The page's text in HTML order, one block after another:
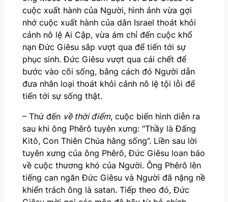
cuộc xuất hành của Người, hình ảnh vừa gợi
nhớ cuộc xuất hành của dân Israel thoát khỏi
cảnh nô lệ Ai Cập, vừa ám chỉ đến cuộc khổ
nạn Đức Giêsu sắp vượt qua để tiến tới sự
phục sinh. Đức Giêsu vượt qua cái chết để
bước vào cõi sống, bằng cách đó Người dẫn
đưa nhân loại thoát khỏi cảnh nô lệ tội lỗi để
tiến tới sự sống thật.
– Thứ đến về thời điểm, cuộc biến hình diễn ra
sau khi ông Phêrô tuyên xưng: “Thầy là Đấng
Kitô, Con Thiên Chúa hằng sống”. Liền sau lời
tuyên xưng của ông Phêrô, Đức Giêsu loan báo
về cuộc thương khó của Người. Ông Phêrô lên
tiếng can ngăn Đức Giêsu và Người đã nặng nề
khiển trách ông là satan. Tiếp theo đó, Đức